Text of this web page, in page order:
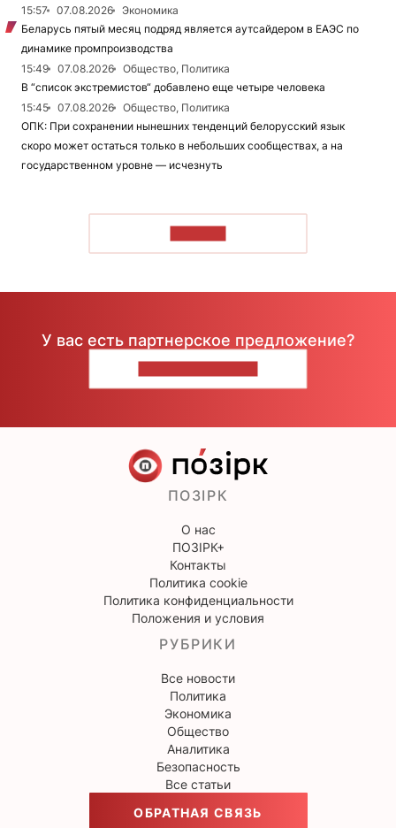
15:57
07.08.2026
Экономика
Беларусь пятый месяц подряд является аутсайдером в ЕАЭС по
динамике промпроизводства
15:49
07.08.2026
Общество, Политика
В “список экстремистов“ добавлено еще четыре человека
15:45
07.08.2026
Общество, Политика
ОПК: При сохранении нынешних тенденций белорусский язык
скоро может остаться только в небольших сообществах, а на
государственном уровне — исчезнуть
У вас есть партнерское предложение?
ПОЗІРК
О нас
ПОЗІРК+
Контакты
Политика cookie
Политика конфиденциальности
Положения и условия
РУБРИКИ
Все новости
Политика
Экономика
Общество
Аналитика
Безопасность
Все статьи
ОБРАТНАЯ СВЯЗЬ